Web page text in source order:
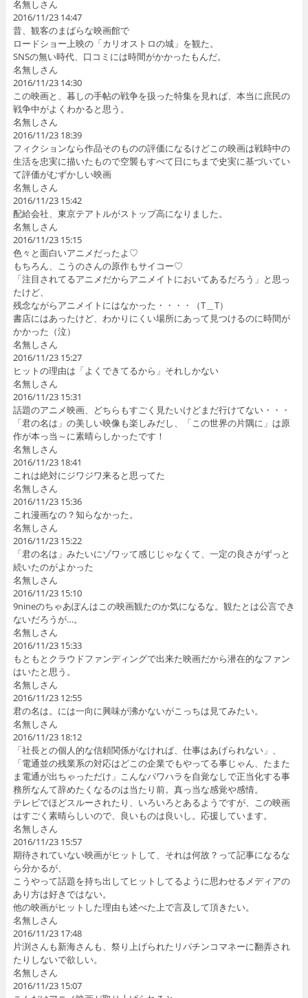
名無しさん
2016/11/23 14:47
昔、観客のまばらな映画館で
ロードショー上映の「カリオストロの城」を観た。
SNSの無い時代、口コミには時間がかかったもんだ。
名無しさん
2016/11/23 14:30
この映画と、暮しの手帖の戦争を扱った特集を見れば、本当に庶民の
戦争中がよくわかると思う。
名無しさん
2016/11/23 18:39
フィクションなら作品そのものの評価になるけどこの映画は戦時中の
生活を忠実に描いたもので空襲もすべて日にちまで史実に基づいてい
て評価がむずかしい映画
名無しさん
2016/11/23 15:42
配給会社、東京テアトルがストップ高になりました。
名無しさん
2016/11/23 15:15
色々と面白いアニメだったよ♡
もちろん、こうのさんの原作もサイコー♡
「注目されてるアニメだからアニメイトにおいてあるだろう」と思っ
たけど、
残念ながらアニメイトにはなかった・・・・（T＿T）
書店にはあったけど、わかりにくい場所にあって見つけるのに時間が
かかった（泣）
名無しさん
2016/11/23 15:27
ヒットの理由は「よくできてるから」それしかない
名無しさん
2016/11/23 15:31
話題のアニメ映画、どちらもすごく見たいけどまだ行けてない・・・
「君の名は」の美しい映像も楽しみだし、「この世界の片隅に」は原
作が本っ当～に素晴らしかったです！
名無しさん
2016/11/23 18:41
これは絶対にジワジワ来ると思ってた
名無しさん
2016/11/23 15:36
これ漫画なの？知らなかった。
名無しさん
2016/11/23 15:22
「君の名は」みたいにゾワッて感じじゃなくて、一定の良さがずっと
続いたのがよかった
名無しさん
2016/11/23 15:10
9nineのちゃあぽんはこの映画観たのか気になるな。観たとは公言でき
ないだろうが…。
名無しさん
2016/11/23 15:33
もともとクラウドファンディングで出来た映画だから潜在的なファン
はいたと思う。
名無しさん
2016/11/23 12:55
君の名は。には一向に興味が沸かないがこっちは見てみたい。
名無しさん
2016/11/23 18:12
「社長との個人的な信頼関係がなければ、仕事はあげられない」、
「電通並の残業系の対応はどこの企業でもやってる事じゃん、たまた
ま電通が出ちゃっただけ」こんなパワハラを自覚なしで正当化する事
務所なんて辞めたくなるのは当たり前。真っ当な感覚や感情。
テレビでほどスルーされたり、いろいろとあるようですが、この映画
はすごく素晴らしいので、良いものは良いし。応援しています。
名無しさん
2016/11/23 15:57
期待されていない映画がヒットして、それは何故？って記事になるな
ら分かるが、
こうやって話題を持ち出してヒットしてるように思わせるメディアの
あり方は好きではない。
他の映画がヒットした理由も述べた上で言及して頂きたい。
名無しさん
2016/11/23 17:48
片渕さんも新海さんも、祭り上げられたリパチンコマネーに翻弄され
たりしないで欲しい。
名無しさん
2016/11/23 15:07